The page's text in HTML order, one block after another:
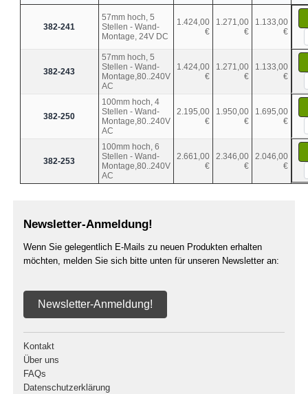
382-241
57mm hoch, 5
Stellen - Wand-
Montage, 24V DC
1.424,00
€
1.271,00
€
1.133,00
€
382-243
57mm hoch, 5
Stellen - Wand-
Montage,80..240V
AC
1.424,00
€
1.271,00
€
1.133,00
€
382-250
100mm hoch, 4
Stellen - Wand-
Montage,80..240V
AC
2.195,00
€
1.950,00
€
1.695,00
€
382-253
100mm hoch, 6
Stellen - Wand-
Montage,80..240V
AC
2.661,00
€
2.346,00
€
2.046,00
€
Newsletter-Anmeldung!
Wenn Sie gelegentlich E-Mails zu neuen Produkten erhalten
möchten, melden Sie sich bitte unten für unseren Newsletter an:
Newsletter-Anmeldung!
Kontakt
Über uns
FAQs
Datenschutzerklärung